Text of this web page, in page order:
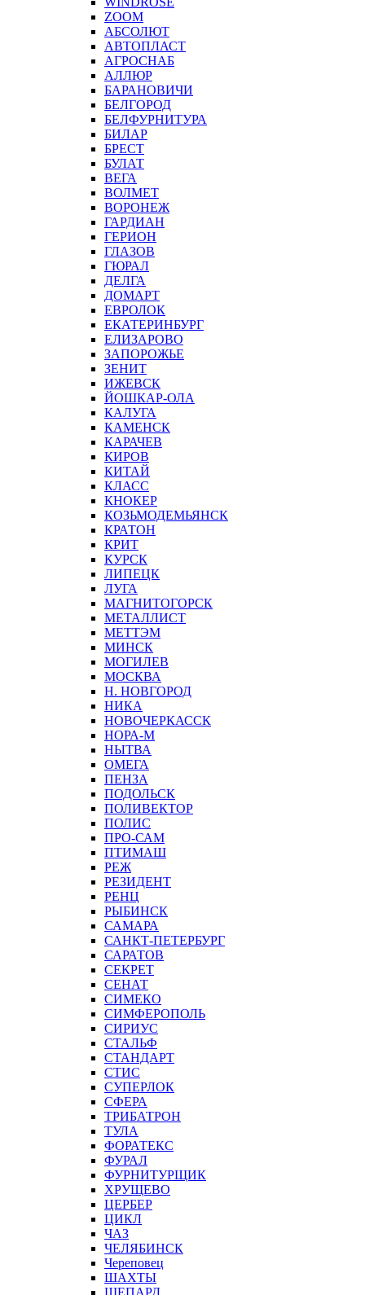
ZOOM
АБСОЛЮТ
АВТОПЛАСТ
АГРОСНАБ
АЛЛЮР
БАРАНОВИЧИ
БЕЛГОРОД
БЕЛФУРНИТУРА
БИЛАР
БРЕСТ
БУЛАТ
ВЕГА
ВОЛМЕТ
ВОРОНЕЖ
ГАРДИАН
ГЕРИОН
ГЛАЗОВ
ГЮРАЛ
ДЕЛГА
ДОМАРТ
ЕВРОЛОК
ЕКАТЕРИНБУРГ
ЕЛИЗАРОВО
ЗАПОРОЖЬЕ
ЗЕНИТ
ИЖЕВСК
ЙОШКАР-ОЛА
КАЛУГА
КАМЕНСК
КАРАЧЕВ
КИРОВ
КИТАЙ
КЛАСС
КНОКЕР
КОЗЬМОДЕМЬЯНСК
КРАТОН
КРИТ
КУРСК
ЛИПЕЦК
ЛУГА
МАГНИТОГОРСК
МЕТАЛЛИСТ
МЕТТЭМ
МИНСК
МОГИЛЕВ
МОСКВА
Н. НОВГОРОД
НИКА
НОВОЧЕРКАССК
НОРА-М
НЫТВА
ОМЕГА
ПЕНЗА
ПОДОЛЬСК
ПОЛИВЕКТОР
ПОЛИС
ПРО-САМ
ПТИМАШ
РЕЖ
РЕЗИДЕНТ
РЕНЦ
РЫБИНСК
САМАРА
САНКТ-ПЕТЕРБУРГ
САРАТОВ
СЕКРЕТ
СЕНАТ
СИМЕКО
СИМФЕРОПОЛЬ
СИРИУС
СТАЛЬФ
СТАНДАРТ
СТИС
СУПЕРЛОК
СФЕРА
ТРИБАТРОН
ТУЛА
ФОРАТЕКС
ФУРАЛ
ФУРНИТУРЩИК
ХРУЩЕВО
ЦЕРБЕР
ЦИКЛ
ЧАЗ
ЧЕЛЯБИНСК
Череповец
ШАХТЫ
ШЕПАРД